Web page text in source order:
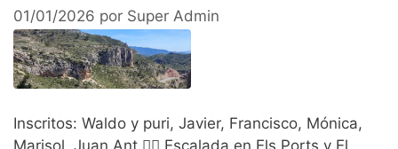
01/01/2026 por Super Admin
Inscritos: Waldo y puri, Javier, Francisco, Mónica,